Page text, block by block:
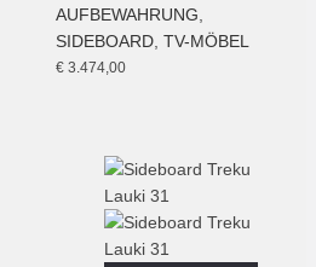
AUFBEWAHRUNG
SIDEBOARD, TV-MÖBEL
€3.474,00